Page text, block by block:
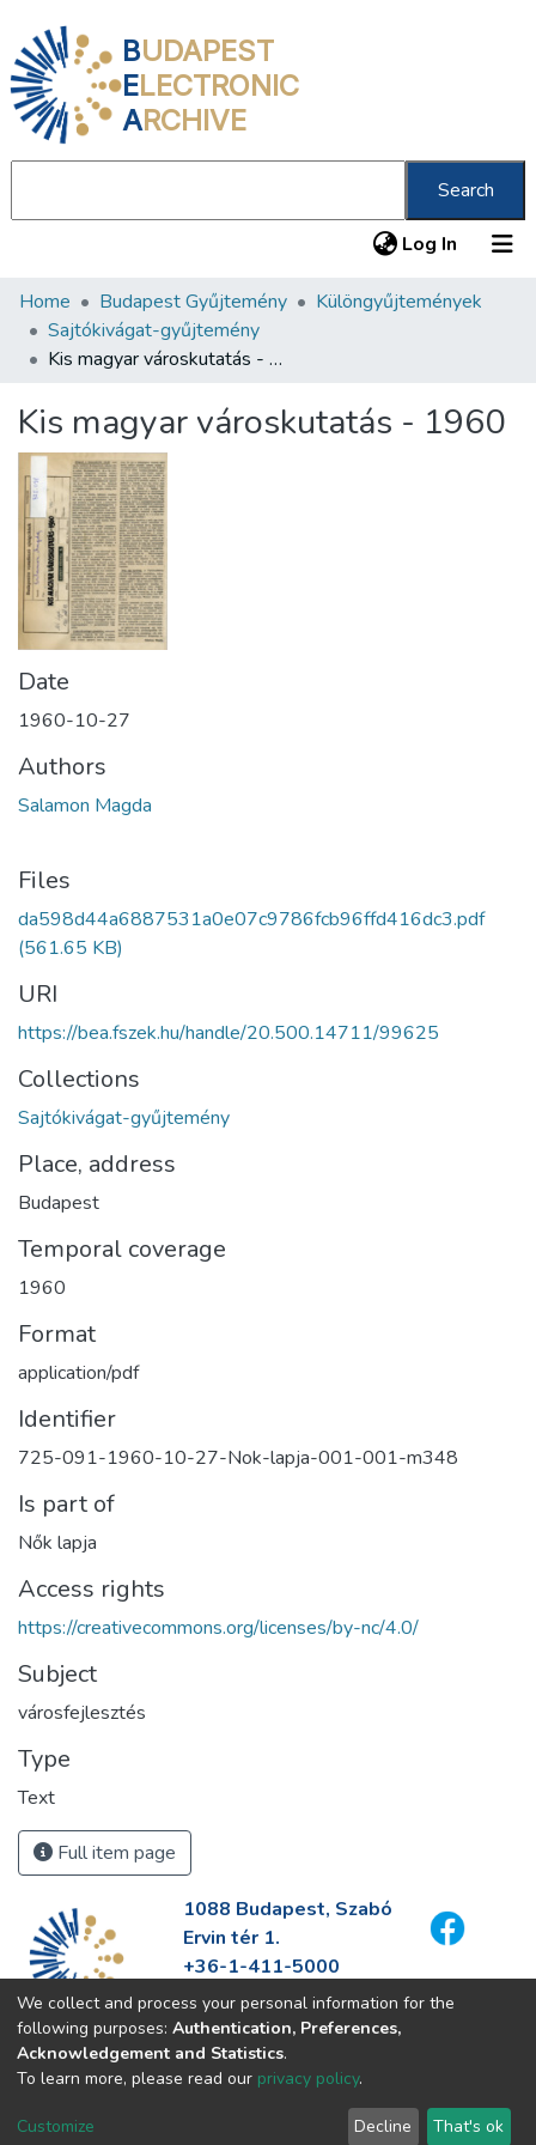
BUDAPEST
ELECTRONIC
ARCHIVE
Search
Log In (current)
Communities & Collections
All of DSpace
About us
Home Budapest Gyűjtemény
Különgyűjtemények
Sajtókivágat-gyűjtemény
Kis magyar városkutatás - 1960
Kis magyar városkutatás - 1960
Date
1960-10-27
Authors
Salamon Magda
Files
da598d44a6887531a0e07c9786fcb96ffd416dc3.pdf
(561.65 KB)
URI
https://bea.fszek.hu/handle/20.500.14711/99625
Collections
Sajtókivágat-gyűjtemény
Place, address
Budapest
Temporal coverage
1960
Format
application/pdf
Identifier
725-091-1960-10-27-Nok-lapja-001-001-m348
Is part of
Nők lapja
Access rights
https://creativecommons.org/licenses/by-nc/4.0/
Subject
városfejlesztés
Type
Text
Full item page
1088 Budapest, Szabó
Ervin tér 1.
+36-1-411-5000
info@fszek.hu
https://fszek.hu
We collect and process your personal information for the
following purposes: Authentication, Preferences,
Acknowledgement and Statistics.
To learn more, please read our privacy policy.
Customize Decline That's ok